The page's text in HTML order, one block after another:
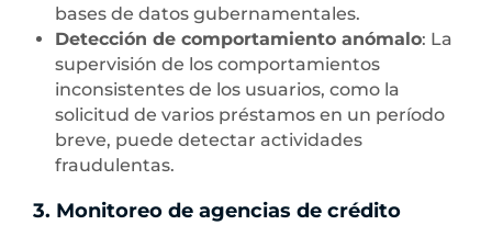
bases de datos gubernamentales.
Detección de comportamiento anómalo: La
supervisión de los comportamientos
inconsistentes de los usuarios, como la
solicitud de varios préstamos en un período
breve, puede detectar actividades
fraudulentas.
3. Monitoreo de agencias de crédito